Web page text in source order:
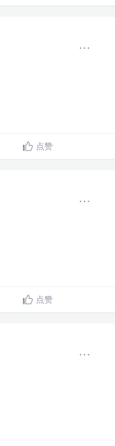
点赞
点赞